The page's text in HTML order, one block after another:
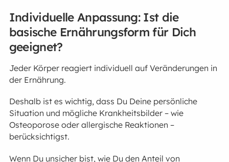
Individuelle Anpassung: Ist die
basische Ernährungsform für Dich
geeignet?
Jeder Körper reagiert individuell auf Veränderungen in
der Ernährung.
Deshalb ist es wichtig, dass Du Deine persönliche
Situation und mögliche Krankheitsbilder – wie
Osteoporose oder allergische Reaktionen –
berücksichtigst.
Wenn Du unsicher bist, wie Du den Anteil von